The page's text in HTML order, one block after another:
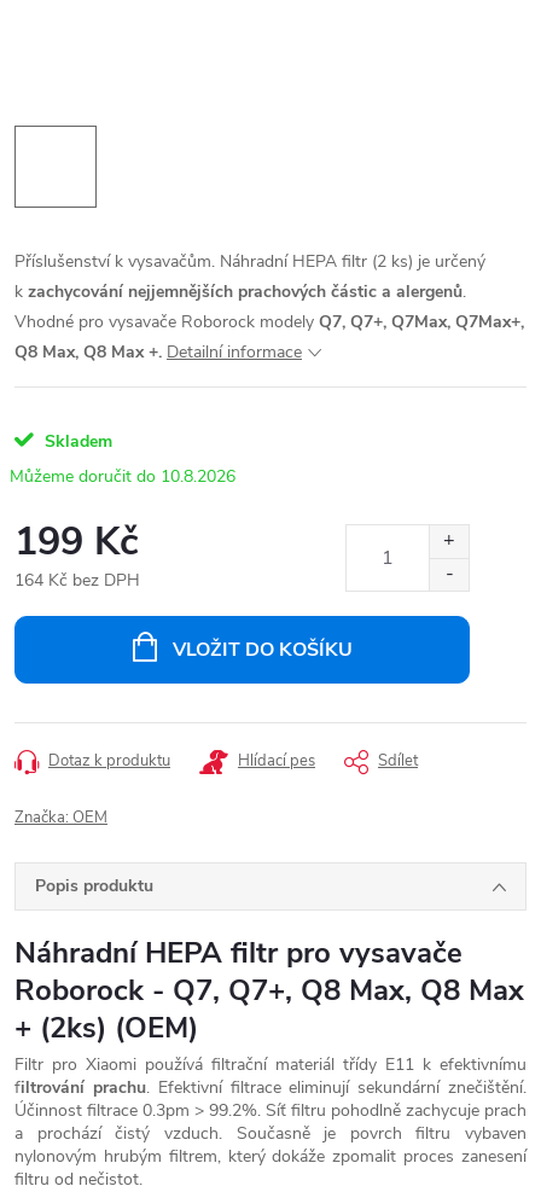
Příslušenství k vysavačům. Náhradní HEPA filtr (2 ks) je určený
k zachycování nejjemnějších prachových částic a alergenů.
Vhodné pro vysavače Roborock modely Q7, Q7+, Q7Max, Q7Max+,
Q8 Max, Q8 Max +. Detailní informace
Skladem
10.8.2026
199 Kč
164 Kč bez DPH
VLOŽIT DO KOŠÍKU
Dotaz k produktu Hlídací pes Sdílet
Značka: OEM
Popis produktu
Náhradní HEPA filtr pro vysavače
Roborock - Q7, Q7+, Q8 Max, Q8 Max
+ (2ks) (OEM)
Filtr pro Xiaomi používá filtrační materiál třídy E11 k efektivnímu
filtrování prachu. Efektivní filtrace eliminují sekundární znečištění.
Účinnost filtrace 0.3pm > 99.2%. Síť filtru pohodlně zachycuje prach
a prochází čistý vzduch. Současně je povrch filtru vybaven
nylonovým hrubým filtrem, který dokáže zpomalit proces zanesení
filtru od nečistot.